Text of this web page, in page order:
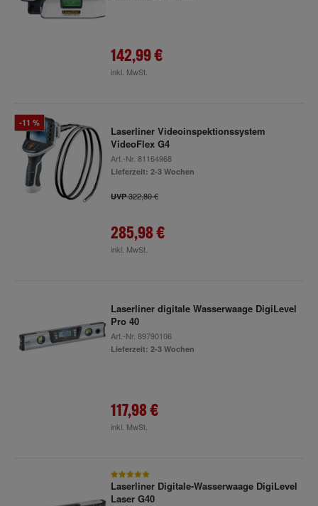
142,99 €
inkl. MwSt.
-11 %
Laserliner Videoinspektionssystem
VideoFlex G4
Art.-Nr. 81164968
Lieferzeit: 2-3 Wochen
UVP322,80 €
285,98 €
inkl. MwSt.
Laserliner digitale Wasserwaage DigiLevel
Pro 40
Art.-Nr. 89790106
Lieferzeit: 2-3 Wochen
117,98 €
inkl. MwSt.
Laserliner Digitale-Wasserwaage DigiLevel
Laser G40